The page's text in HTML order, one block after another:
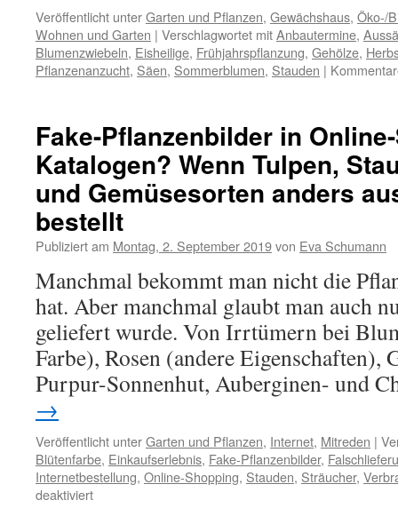
Veröffentlicht unterGarten und Pflanzen, Gewächshaus, Öko-/
Wohnen und Garten | Verschlagwortet mitAnbautermine,
Blumenzwiebeln, Eisheilige, Frühjahrspflanzung, Gehölze,
Pflanzenanzucht, Säen, Sommerblumen, Stauden |
Fake-Pflanzenbilder in
Katalogen? Wenn Tulpen,
und Gemüsesorten anders
bestellt
Publiziert am Montag, 2. September 2019von Eva Schumann
Manchmal bekommt man nicht die
hat. Aber manchmal glaubt man auch
geliefert wurde. Von Irrtümern bei
Farbe), Rosen (andere Eigenschaften),
Purpur-Sonnenhut, Auberginen- und
→
Veröffentlicht unterGarten und Pflanzen, Internet, Mitreden |
Blütenfarbe, Einkaufserlebnis, Fake-Pflanzenbilder,
Internetbestellung, Online-Shopping, Stauden, Sträucher,
deaktiviert